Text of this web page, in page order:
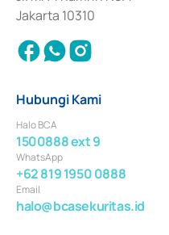
Jakarta 10310
Hubungi Kami
Halo BCA
1500888 ext 9
WhatsApp
+62 819 1950 0888
Email
halo@bcasekuritas.id